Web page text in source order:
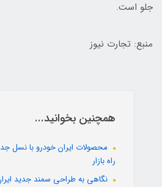
جلو است.
منبع: تجارت نیوز
همچنین بخوانید...
محصولات ایران خودرو با نسل
راه بازار
نگاهی به طراحی سمند جدید